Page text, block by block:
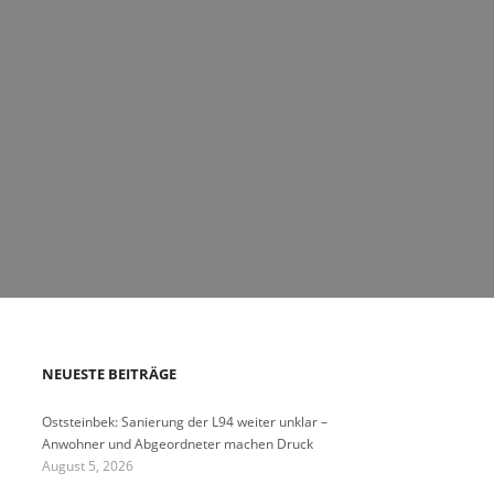
NEUESTE BEITRÄGE
Oststeinbek: Sanierung der L94 weiter unklar –
Anwohner und Abgeordneter machen Druck
August 5, 2026